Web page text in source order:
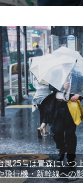
風25号は青森にいつ
飛行機・新幹線への